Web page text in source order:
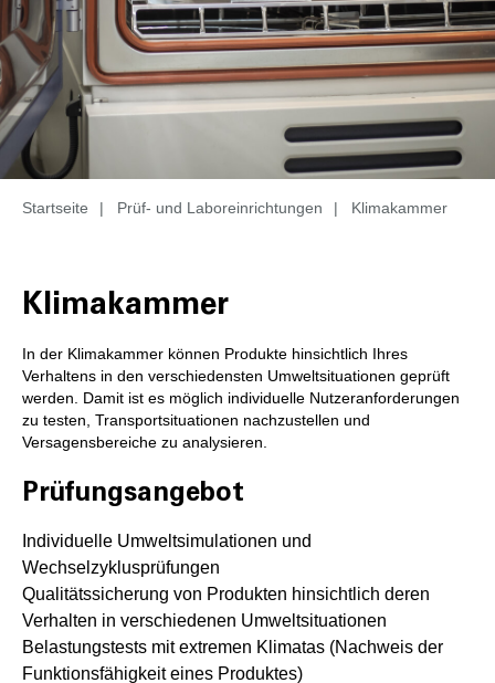
Startseite | Prüf- und Laboreinrichtungen | Klimakammer
Klimakammer
In der Klimakammer können Produkte hinsichtlich Ihres
Verhaltens in den verschiedensten Umweltsituationen geprüft
werden. Damit ist es möglich individuelle Nutzeranforderungen
zu testen, Transportsituationen nachzustellen und
Versagensbereiche zu analysieren.
Prüfungsangebot
Individuelle Umweltsimulationen und
Wechselzyklusprüfungen
Qualitätssicherung von Produkten hinsichtlich deren
Verhalten in verschiedenen Umweltsituationen
Belastungstests mit extremen Klimatas (Nachweis der
Funktionsfähigkeit eines Produktes)